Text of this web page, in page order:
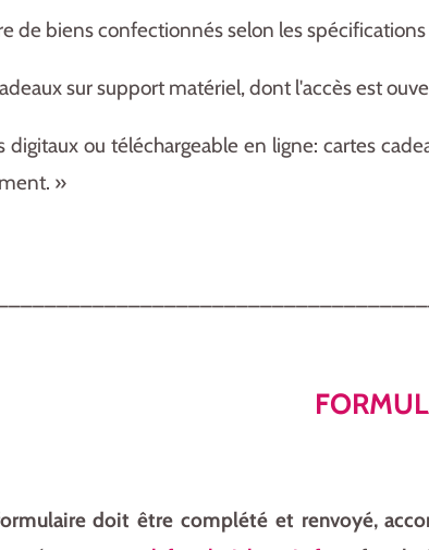
de biens confectionnés selon les
sur support matériel,dont l'accès est
digitaux ou téléchargeable en ligne: cartes
»
doit être complété et renvoyé,